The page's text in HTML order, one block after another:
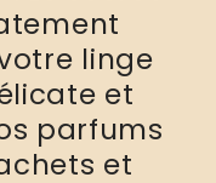
linge
et
parfums
et